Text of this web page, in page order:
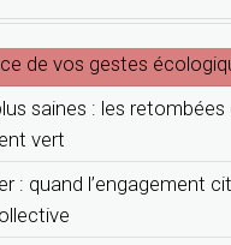
de vos gestes
saines : les
vert
: quand l’engagement